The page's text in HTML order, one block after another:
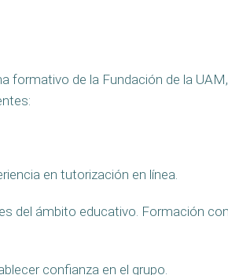
formativo de la Fundación de la
en tutorización en línea.
del ámbito educativo. Formación
confianza en el grupo.